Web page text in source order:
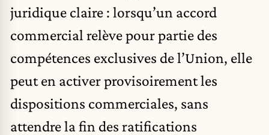
juridique claire : lorsqu’un accord
commercial relève pour partie des
compétences exclusives de l’Union, elle
peut en activer provisoirement les
dispositions commerciales, sans
attendre la fin des ratifications